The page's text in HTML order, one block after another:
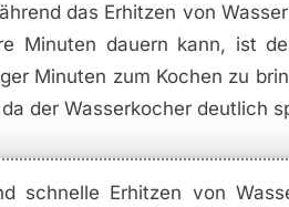
das Erhitzen von
Minuten dauern kann, ist
Minuten zum Kochen zu
der Wasserkocher deutlich
schnelle Erhitzen von